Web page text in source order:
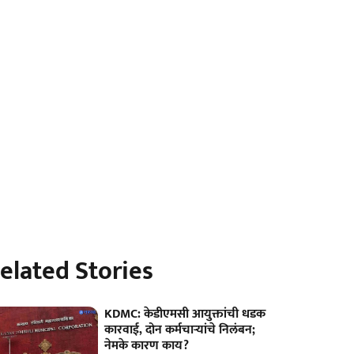
Stories
KDMC: केडीएमसी आयुक्तांची धडक
कारवाई, दोन कर्मचाऱ्यांचे निलंबन;
नेमके कारण काय?